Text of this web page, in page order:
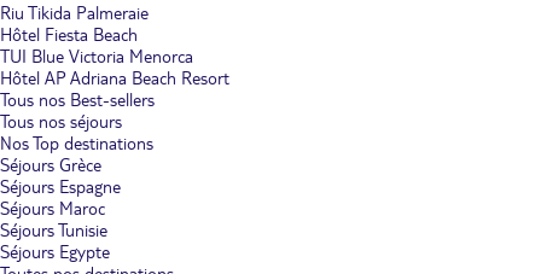
Riu Tikida Palmeraie
Hôtel Fiesta Beach
TUI Blue Victoria Menorca
Hôtel AP Adriana Beach Resort
Tous nos Best-sellers
Tous nos séjours
Nos Top destinations
Séjours Grèce
Séjours Espagne
Séjours Maroc
Séjours Tunisie
Séjours Egypte